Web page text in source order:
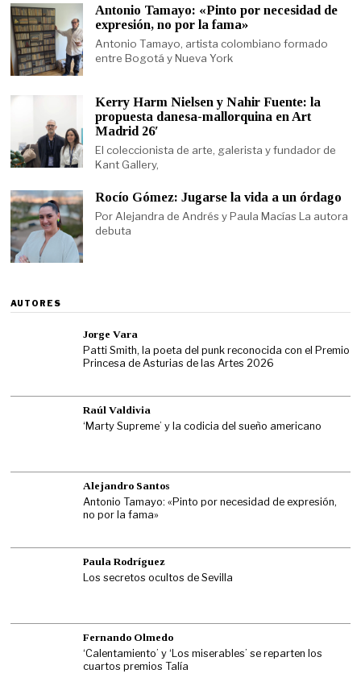
Antonio Tamayo: «Pinto por necesidad de
expresión, no por la fama»
Antonio Tamayo, artista colombiano formado
entre Bogotá y Nueva York
Kerry Harm Nielsen y Nahir Fuente: la
propuesta danesa-mallorquina en Art
Madrid 26′
El coleccionista de arte, galerista y fundador de
Kant Gallery,
Rocío Gómez: Jugarse la vida a un órdago
Por Alejandra de Andrés y Paula Macías La autora
debuta
AUTORES
Jorge Vara
Patti Smith, la poeta del punk reconocida con el Premio
Princesa de Asturias de las Artes 2026
Raúl Valdivia
‘Marty Supreme’ y la codicia del sueño americano
Alejandro Santos
Antonio Tamayo: «Pinto por necesidad de expresión,
no por la fama»
Paula Rodríguez
Los secretos ocultos de Sevilla
Fernando Olmedo
‘Calentamiento’ y ‘Los miserables’ se reparten los
cuartos premios Talía